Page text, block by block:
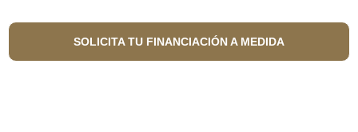
SOLICITA TU FINANCIACIÓN A MEDIDA